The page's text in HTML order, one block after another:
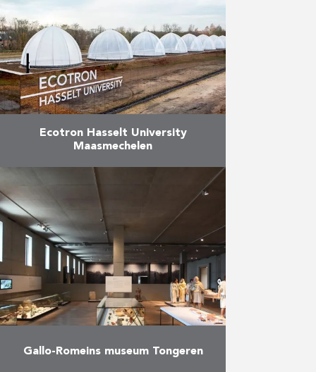
Reynders vormde daarbij de
verouderde toeristische infobalie
in een recordtijd van veertig
dagen …
Meer
Ecotron Hasselt University
Maasmechelen
De Ecotron is een
topinfrastructuur voor klimaat- en
biodiversiteitsonderzoek waarbij
de ruwbouw, de afwerking en de
gevelbekleding van het gebouw
door Reynders werd gerealiseerd.
Het …
Meer
Gallo-Romeins museum Tongeren